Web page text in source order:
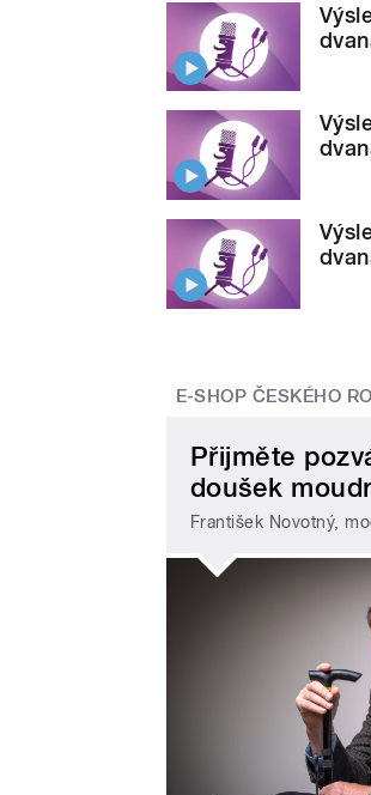
E-SHOP ČESKÉHO
Přijměte
doušek
František Novotný,